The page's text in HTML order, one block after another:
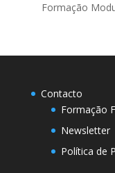
Formação
Contacto
Formação
Newsletter
Política de